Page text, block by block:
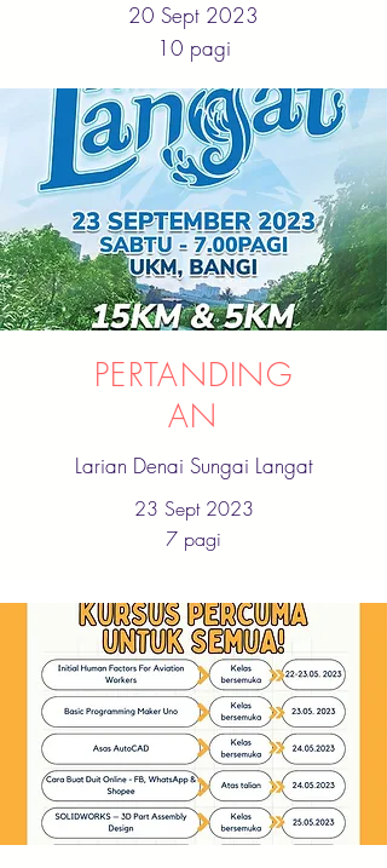
20 Sept 2023
10 pagi
PERTANDING
AN
Larian Denai Sungai Langat
23 Sept 2023
7 pagi